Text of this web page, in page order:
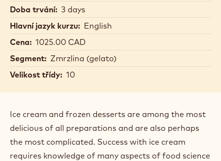
Doba trvání: 3 days
Hlavní jazyk kurzu: English
Cena: 1025.00 CAD
Segment: Zmrzlina (gelato)
Velikost třídy: 10
Ice cream and frozen desserts are among the most
delicious of all preparations and are also perhaps
the most complicated. Success with ice cream
requires knowledge of many aspects of food science